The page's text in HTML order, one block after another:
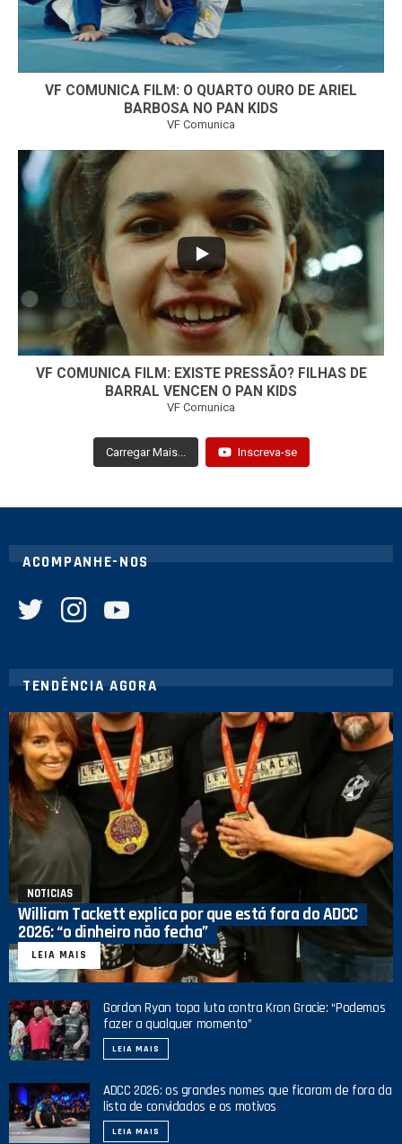
VF COMUNICA FILM: O QUARTO OURO DE ARIEL
BARBOSA NO PAN KIDS
VF Comunica
...
32
VF COMUNICA FILM: EXISTE PRESSÃO? FILHAS DE
BARRAL VENCEN O PAN KIDS
VF Comunica
Carregar Mais... Inscreva-se
ACOMPANHE-NOS
TENDÊNCIA AGORA
NOTICIAS
William Tackett explica por que está fora do ADCC
2026: “o dinheiro não fecha”
LEIA MAIS
Gordon Ryan topa luta contra Kron Gracie: “Podemos
fazer a qualquer momento”
LEIA MAIS
ADCC 2026: os grandes nomes que ficaram de fora da
lista de convidados e os motivos
LEIA MAIS